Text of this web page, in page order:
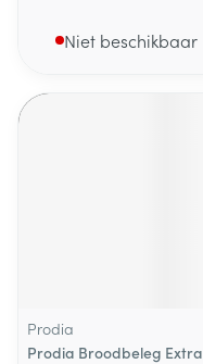
Niet beschikbaar
Prodia
Prodia Broodbeleg Extra